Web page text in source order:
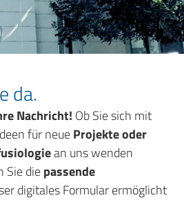
da.
Nachricht! Ob Sie sich mit
für neueProjekte oder
an uns wenden
Sie diepassende
digitales Formular ermöglicht